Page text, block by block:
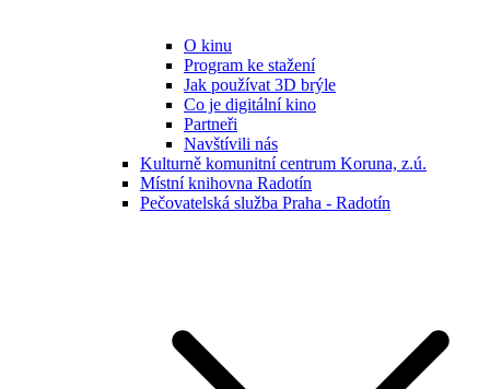
O kinu
Program ke stažení
Jak používat 3D brýle
Co je digitální kino
Partneři
Navštívili nás
Kulturně komunitní centrum Koruna, z.ú.
Místní knihovna Radotín
Pečovatelská služba Praha - Radotín